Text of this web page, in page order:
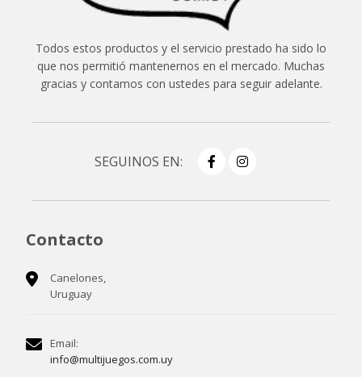
Todos estos productos y el servicio prestado ha sido lo
que nos permitió mantenernos en el mercado. Muchas
gracias y contamos con ustedes para seguir adelante.
SEGUINOS EN:
Contacto
Canelones,
Uruguay
Email:
info@multijuegos.com.uy